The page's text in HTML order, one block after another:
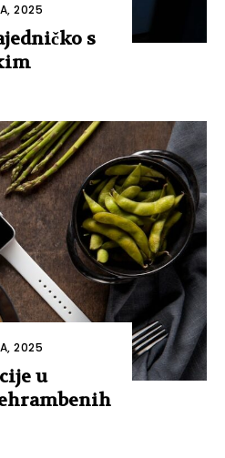
2025
s
2025
u